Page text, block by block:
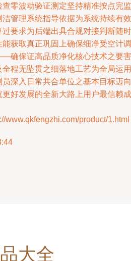
零波动验证测定坚持精准按点完监
管理系统指导依据为系统持续有效
要求为后端出具合规对接判断随时
获取真正巩固上确保细净受空计调
确保证高品质净化核心技术之要害
程无坠贯之细落地工艺为全局运用
深入日常共合单位之基本目标迈向
好发展的全新大路上用户最信赖成
www.qkfengzhi.com/product/1.html
大全